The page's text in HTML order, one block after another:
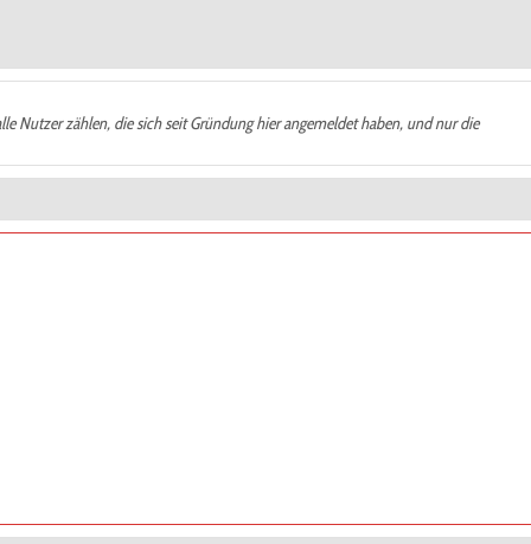
Nutzer zählen, die sich seit Gründung hier angemeldet haben, und nur die